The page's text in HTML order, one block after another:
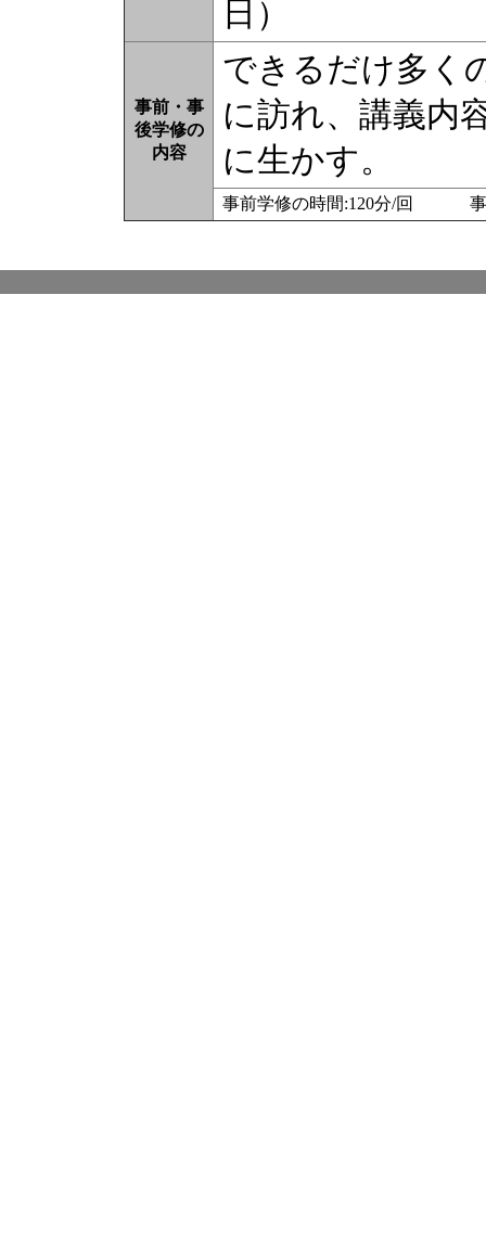
日）
事前・事
後学修の
内容
できるだけ多く
に訪れ、講義内
に生かす。
事前学修の時間:120分/回 事